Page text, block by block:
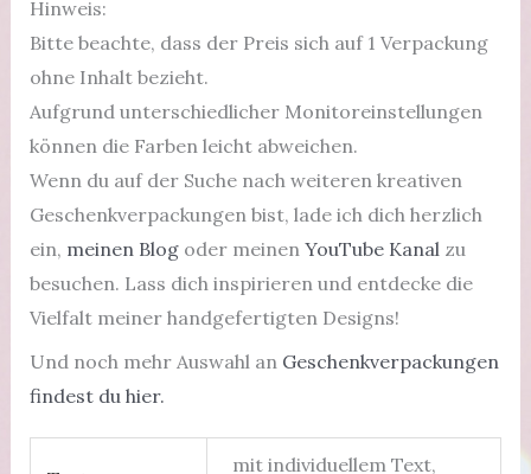
Hinweis:
Bitte beachte, dass der Preis sich auf 1 Verpackung
ohne Inhalt bezieht.
Aufgrund unterschiedlicher Monitoreinstellungen
können die Farben leicht abweichen.
Wenn du auf der Suche nach weiteren kreativen
Geschenkverpackungen bist, lade ich dich herzlich
ein, meinen Blogoder meinen YouTube Kanalzu
besuchen. Lass dich inspirieren und entdecke die
Vielfalt meiner handgefertigten Designs!
Und noch mehr Auswahl an Geschenkverpackungen
findest du hier.
mit individuellem Text,